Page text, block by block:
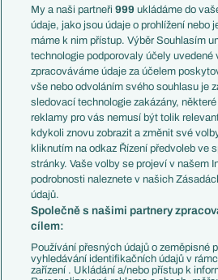
Témata
Představení týmů MS
EuroSkauting
PL v kostce
Evropské koeficienty
Přestupy
Přestupové spekulace
Zranění
Kluby
Arsenal FC
Chelsea FC
Manchester United
AC Milán
Juventus FC
Bayern Mnichov
FC Barcelona
Itálie
Brazílie
My a naši partneři999 ukládáme do
údaje, jako jsou údaje o prohlížení nebo
máme k nim přístup. Výběr Souhlasím
technologie podporovaly účely uvedené
zpracováváme údaje za účelem
vše nebo odvoláním svého souhlasu je
sledovací technologie zakázány,
reklamy pro vás nemusí být tolik
kdykoli znovu zobrazit a změnit své
kliknutím na odkaz Řízení předvoleb ve
stránky. Vaše volby se projeví v našem
podrobnosti naleznete v našich
údajů.
Společně s našimi partnery
cílem:
Používání přesných údajů o zeměpisné
vyhledávání identifikačních údajů v
zařízení . Ukládání a/nebo přístup k